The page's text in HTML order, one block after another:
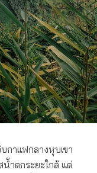
กาแฟกลางหุบเขา
น้ำตกระยะใกล้ แต่